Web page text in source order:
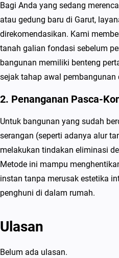
Bagi Anda yang sedang
atau gedung baru di Garut,
direkomendasikan. Kami
tanah galian fondasi sebelum
bangunan memiliki benteng
sejak tahap awal pembangunan
2. Penanganan Pasca-
Untuk bangunan yang sudah
serangan (seperti adanya alur
melakukan tindakan eliminasi
Metode ini mampu
instan tanpa merusak estetika
penghuni di dalam rumah.
Ulasan
Belum ada ulasan.